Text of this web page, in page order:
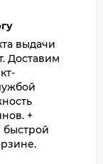
выдачи
Доставим
+
быстрой